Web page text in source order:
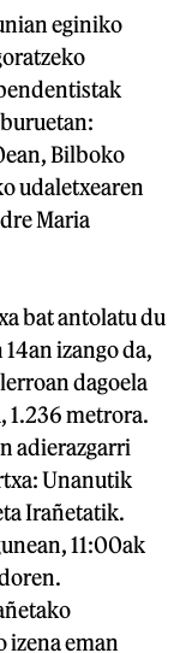
eginiko
Bilboko
udaletxearen
Maria
bat antolatu du
izango da,
dagoela
1.236 metrora.
adierazgarri
Unanutik
Irañetatik.
11:00ak
izena eman